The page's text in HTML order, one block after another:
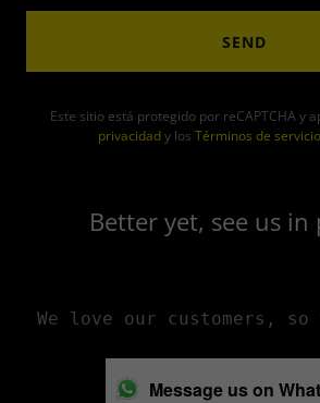
SEND
Este sitio está protegido por reCAPTCHA y
privacidady los Términos de servicio
Better yet, see us in
We love our customers,
Message us on